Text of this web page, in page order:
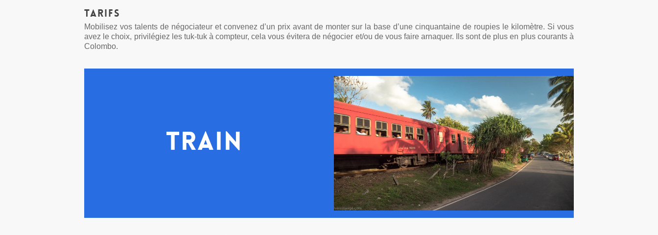
Tarifs
Mobilisez vos talents de négociateur et convenez d’un prix avant de monter sur la base d’une cinquantaine de roupies le kilomètre. Si vous
avez le choix, privilégiez les tuk-tuk à compteur, cela vous évitera de négocier et/ou de vous faire arnaquer. Ils sont de plus en plus courants à
Colombo.
Train